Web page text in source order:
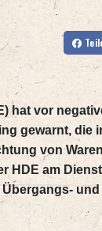
hat vor
gewarnt, die
von
HDE am